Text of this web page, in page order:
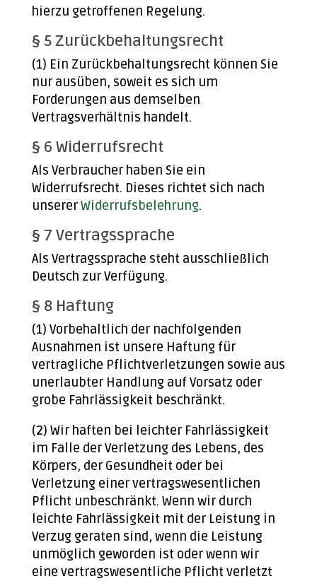
hierzu getroffenen Regelung.
§ 5 Zurückbehaltungsrecht
(1) Ein Zurückbehaltungsrecht können Sie
nur ausüben, soweit es sich um
Forderungen aus demselben
Vertragsverhältnis handelt.
§ 6 Widerrufsrecht
Als Verbraucher haben Sie ein
Widerrufsrecht. Dieses richtet sich nach
unsererWiderrufsbelehrung.
§ 7 Vertragssprache
Als Vertragssprache steht ausschließlich
Deutsch zur Verfügung.
§ 8 Haftung
(1) Vorbehaltlich der nachfolgenden
Ausnahmen ist unsere Haftung für
vertragliche Pflichtverletzungen sowie aus
unerlaubter Handlung auf Vorsatz oder
grobe Fahrlässigkeit beschränkt.
(2) Wir haften bei leichter Fahrlässigkeit
im Falle der Verletzung des Lebens, des
Körpers, der Gesundheit oder bei
Verletzung einer vertragswesentlichen
Pflicht unbeschränkt. Wenn wir durch
leichte Fahrlässigkeit mit der Leistung in
Verzug geraten sind, wenn die Leistung
unmöglich geworden ist oder wenn wir
eine vertragswesentliche Pflicht verletzt